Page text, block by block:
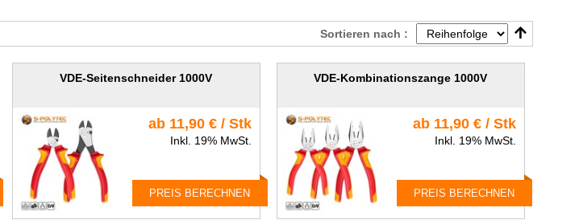
Sortieren nach :
VDE-Seitenschneider 1000V
ab 11,90 € / Stk
Inkl. 19% MwSt.
PREIS BERECHNEN
VDE-Kombinationszange 1000V
ab 11,90 € / Stk
Inkl. 19% MwSt.
PREIS BERECHNEN